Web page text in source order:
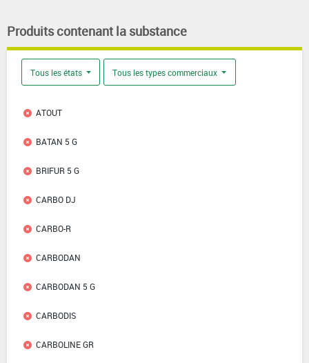
Produits contenant la substance
Tous les états Tous les types commerciaux
ATOUT
BATAN 5 G
BRIFUR 5 G
CARBO DJ
CARBO-R
CARBODAN
CARBODAN 5 G
CARBODIS
CARBOLINE GR